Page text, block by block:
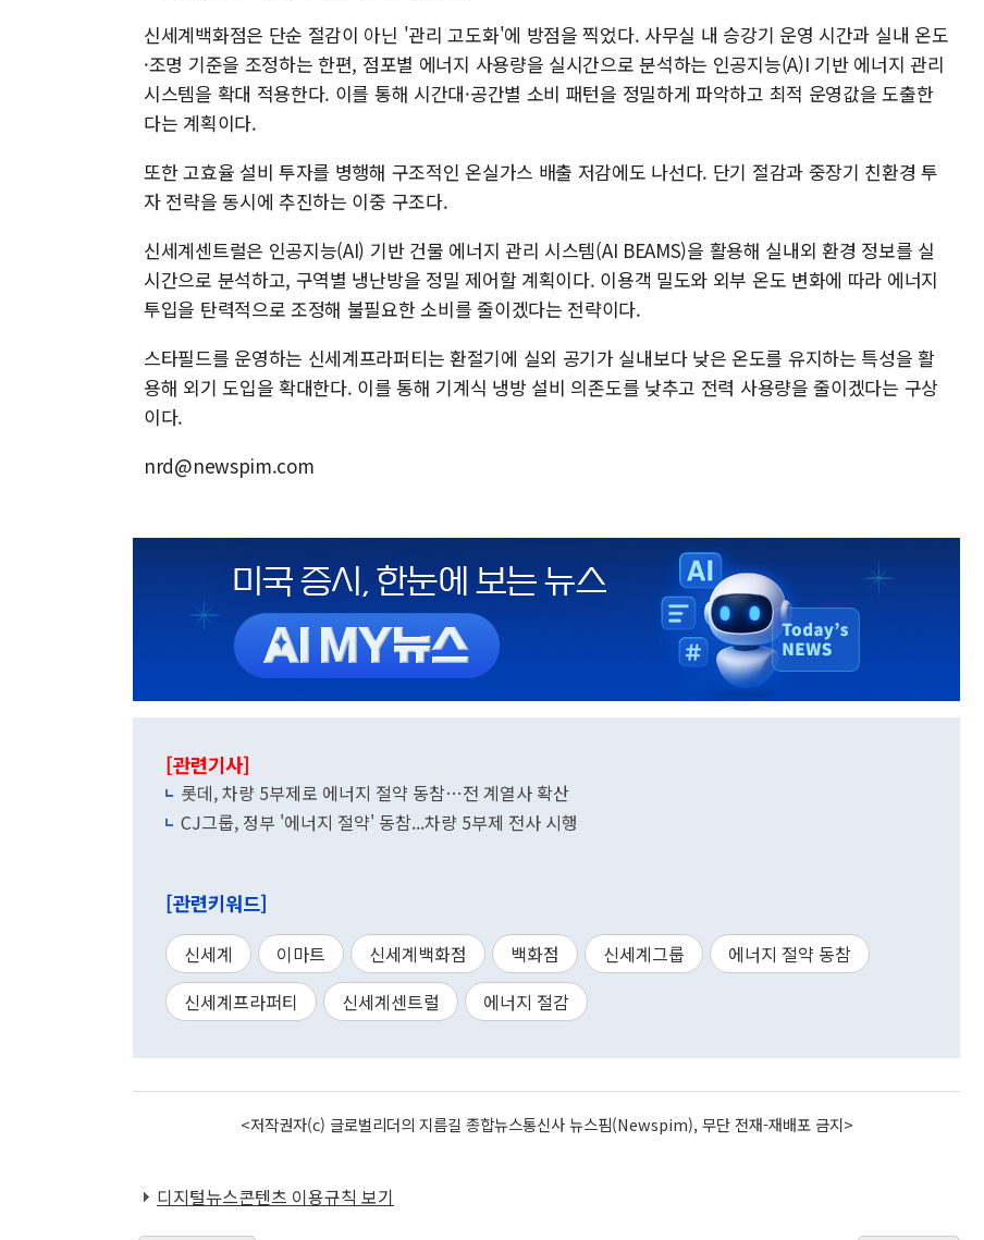
신세계백화점은 단순 절감이 아닌 '관리 고도화'에 방점을 찍었다. 사무실 내 승강기 운영 시간과 실내 온도
·조명 기준을 조정하는 한편, 점포별 에너지 사용량을 실시간으로 분석하는 인공지능(A)I 기반 에너지 관리
시스템을 확대 적용한다. 이를 통해 시간대·공간별 소비 패턴을 정밀하게 파악하고 최적 운영값을 도출한
다는 계획이다.
또한 고효율 설비 투자를 병행해 구조적인 온실가스 배출 저감에도 나선다. 단기 절감과 중장기 친환경 투
자 전략을 동시에 추진하는 이중 구조다.
신세계센트럴은 인공지능(AI) 기반 건물 에너지 관리 시스템(AI BEAMS)을 활용해 실내외 환경 정보를 실
시간으로 분석하고, 구역별 냉난방을 정밀 제어할 계획이다. 이용객 밀도와 외부 온도 변화에 따라 에너지
투입을 탄력적으로 조정해 불필요한 소비를 줄이겠다는 전략이다.
스타필드를 운영하는 신세계프라퍼티는 환절기에 실외 공기가 실내보다 낮은 온도를 유지하는 특성을 활
용해 외기 도입을 확대한다. 이를 통해 기계식 냉방 설비 의존도를 낮추고 전력 사용량을 줄이겠다는 구상
이다.
nrd@newspim.com
[관련기사]
롯데, 차량 5부제로 에너지 절약 동참…전 계열사 확산
CJ그룹, 정부 '에너지 절약' 동참...차량 5부제 전사 시행
[관련키워드]
신세계 이마트 신세계백화점 백화점 신세계그룹
에너지 절약 동참
신세계프라퍼티
신세계센트럴 에너지 절감
<저작권자(c) 글로벌리더의 지름길 종합뉴스통신사 뉴스핌(Newspim), 무단 전재-재배포 금지>
디지털뉴스콘텐츠 이용규칙 보기